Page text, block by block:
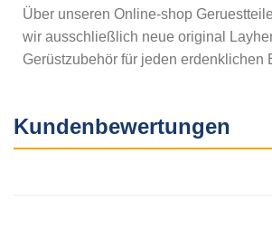
Über unseren Online-shop
wir ausschließlich neue original
Gerüstzubehör für jeden erdenklichen
Kundenbewertungen